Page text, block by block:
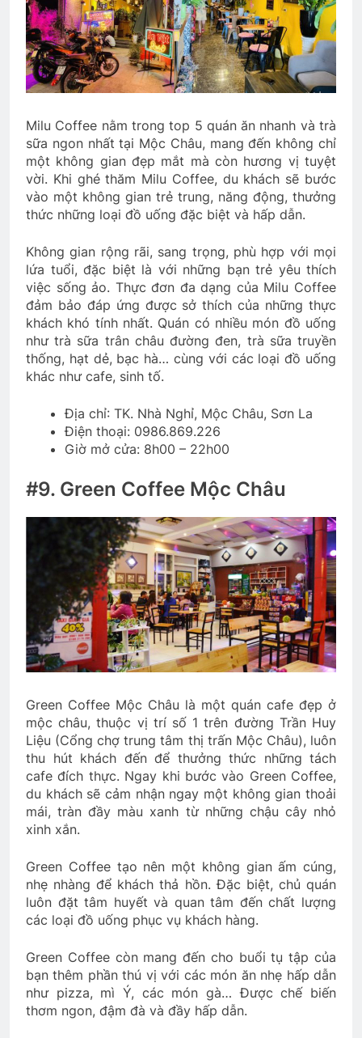
Milu Coffee nằm trong top 5 quán ăn nhanh và trà
sữa ngon nhất tại Mộc Châu, mang đến không chỉ
một không gian đẹp mắt mà còn hương vị tuyệt
vời. Khi ghé thăm Milu Coffee, du khách sẽ bước
vào một không gian trẻ trung, năng động, thưởng
thức những loại đồ uống đặc biệt và hấp dẫn.
Không gian rộng rãi, sang trọng, phù hợp với mọi
lứa tuổi, đặc biệt là với những bạn trẻ yêu thích
việc sống ảo. Thực đơn đa dạng của Milu Coffee
đảm bảo đáp ứng được sở thích của những thực
khách khó tính nhất. Quán có nhiều món đồ uống
như trà sữa trân châu đường đen, trà sữa truyền
thống, hạt dẻ, bạc hà… cùng với các loại đồ uống
khác như cafe, sinh tố.
Địa chỉ: TK. Nhà Nghỉ, Mộc Châu, Sơn La
Điện thoại: 0986.869.226
Giờ mở cửa: 8h00 – 22h00
#9. Green Coffee Mộc Châu
Green Coffee Mộc Châu là một quán cafe đẹp ở
mộc châu, thuộc vị trí số 1 trên đường Trần Huy
Liệu (Cổng chợ trung tâm thị trấn Mộc Châu), luôn
thu hút khách đến để thưởng thức những tách
cafe đích thực. Ngay khi bước vào Green Coffee,
du khách sẽ cảm nhận ngay một không gian thoải
mái, tràn đầy màu xanh từ những chậu cây nhỏ
xinh xắn.
Green Coffee tạo nên một không gian ấm cúng,
nhẹ nhàng để khách thả hồn. Đặc biệt, chủ quán
luôn đặt tâm huyết và quan tâm đến chất lượng
các loại đồ uống phục vụ khách hàng.
Green Coffee còn mang đến cho buổi tụ tập của
bạn thêm phần thú vị với các món ăn nhẹ hấp dẫn
như pizza, mì Ý, các món gà… Được chế biến
thơm ngon, đậm đà và đầy hấp dẫn.